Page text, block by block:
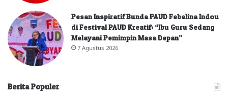
Pesan Inspiratif Bunda PAUD Febelina Indou
di Festival PAUD Kreatif: “Ibu Guru Sedang
Melayani Pemimpin Masa Depan”
7 Agustus 2026
Berita Populer